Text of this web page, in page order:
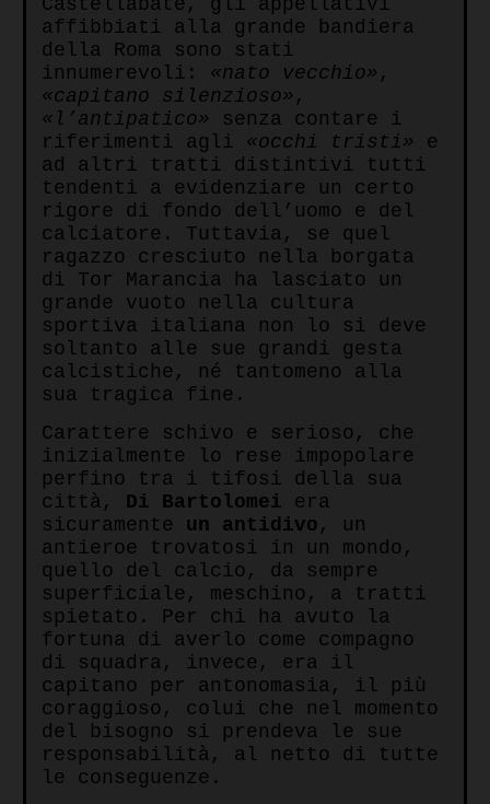
Castellabate, gli appellativi
affibbiati alla grande bandiera
della Roma sono stati
innumerevoli: «nato vecchio» ,
«capitano silenzioso» ,
«l’antipatico» senza contare i
riferimenti agli «occhi tristi» e
ad altri tratti distintivi tutti
tendenti a evidenziare un certo
rigore di fondo dell’uomo e del
calciatore. Tuttavia, se quel
ragazzo cresciuto nella borgata
di Tor Marancia ha lasciato un
grande vuoto nella cultura
sportiva italiana non lo si deve
soltanto alle sue grandi gesta
calcistiche, né tantomeno alla
sua tragica fine.
Carattere schivo e serioso, che
inizialmente lo rese impopolare
perfino tra i tifosi della sua
città, Di Bartolomei era
sicuramente un antidivo , un
antieroe trovatosi in un mondo,
quello del calcio, da sempre
superficiale, meschino, a tratti
spietato. Per chi ha avuto la
fortuna di averlo come compagno
di squadra, invece, era il
capitano per antonomasia, il più
coraggioso, colui che nel momento
del bisogno si prendeva le sue
responsabilità, al netto di tutte
le conseguenze.